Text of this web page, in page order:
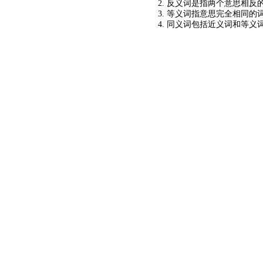
2. 反义词是指两个意思相反
3. 等义词指意思完全相同的词
4. 同义词包括近义词和等义词